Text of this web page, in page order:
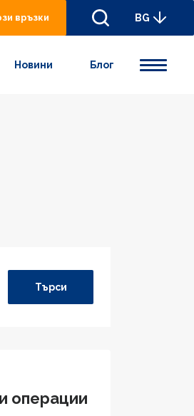
връзки BG
Новини Блог
Търси
операции